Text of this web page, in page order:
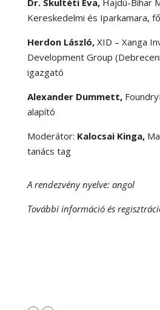
Dr. Skultéti Éva,Hajdú-Bihar
Kereskedelmi és Iparkamara,
Herdon László,XID – Xanga
Development Group
igazgató
Alexander Dummett,
alapító
Moderátor: Kalocsai Kinga,
tanács tag
A rendezvény nyelve: angol
További információ és